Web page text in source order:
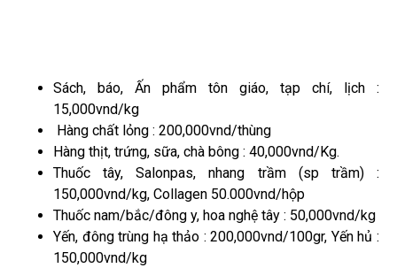
Sách, báo, Ấn phẩm tôn giáo, tạp chí, lịch :
15,000vnd/kg
Hàng chất lỏng : 200,000vnd/thùng
Hàng thịt, trứng, sữa, chà bông : 40,000vnd/Kg.
Thuốc tây, Salonpas, nhang trầm (sp trầm) :
150,000vnd/kg, Collagen 50.000vnd/hộp
Thuốc nam/bắc/đông y, hoa nghệ tây : 50,000vnd/kg
Yến, đông trùng hạ thảo : 200,000vnd/100gr, Yến hủ :
150,000vnd/kg